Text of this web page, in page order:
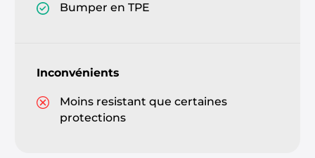
Bumper en TPE
Inconvénients
Moins resistant que certaines
protections